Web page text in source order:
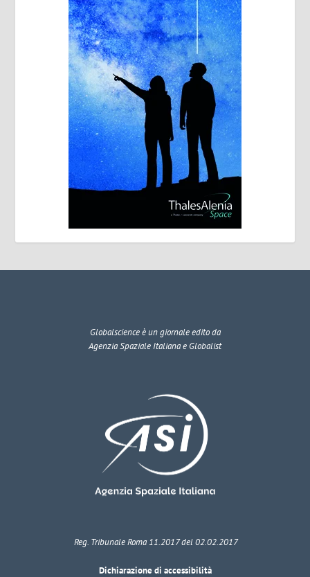
Globalscienceè un giornale edito da
Agenzia Spaziale Italiana e Globalist
Reg. Tribunale Roma 11.2017 del 02.02.2017
Dichiarazione di accessibilità